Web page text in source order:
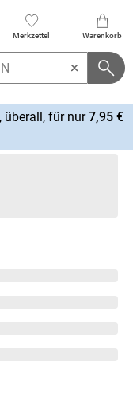
Merkzettel Warenkorb
überall, für nur7,95 €